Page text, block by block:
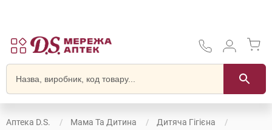
Аптека D.S. Мама Та Дитина
Дитяча Гігієна